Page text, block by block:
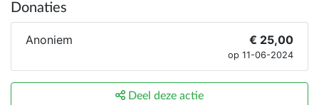
Donaties
Anoniem € 25,00
op 11-06-2024
Deel deze actie